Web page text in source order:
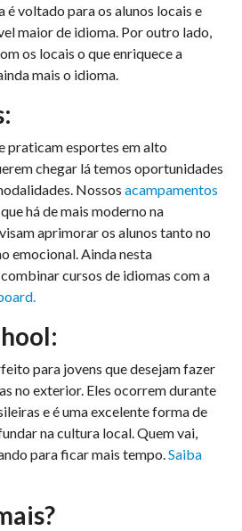
é voltado para os alunos locais e
maior de idioma. Por outro lado,
os locais o que enriquece a
mais o idioma.
praticam esportes em alto
chegar lá temos oportunidades
Nossos acampamentos
há de mais moderno na
aprimorar os alunos tanto no
emocional. Ainda nesta
cursos de idiomas com a
para jovens que desejam fazer
no exterior. Eles ocorrem durante
e é uma excelente forma de
na cultura local. Quem vai,
para ficar mais tempo.Saiba